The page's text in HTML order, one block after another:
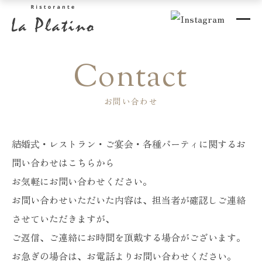
Contact
お問い合わせ
結婚式・レストラン・ご宴会・各種パーティに関するお
問い合わせはこちらから
お気軽にお問い合わせください。
お問い合わせいただいた内容は、担当者が確認しご連絡
させていただきますが、
ご返信、ご連絡にお時間を頂戴する場合がございます。
お急ぎの場合は、お電話よりお問い合わせください。